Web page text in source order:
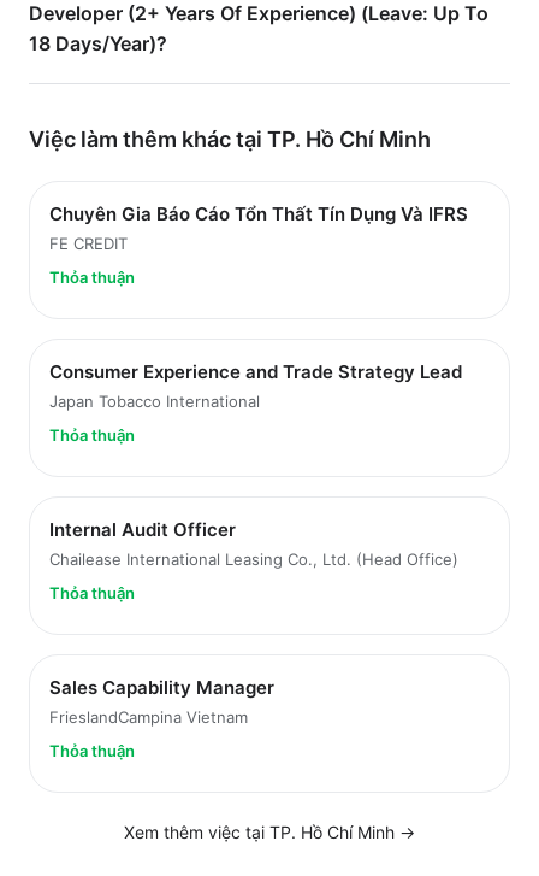
Developer (2+ Years Of Experience) (Leave: Up To
18 Days/Year)?
Việc làm thêm khác tại TP. Hồ Chí Minh
Chuyên Gia Báo Cáo Tổn Thất Tín Dụng Và IFRS
FE CREDIT
Thỏa thuận
Consumer Experience and Trade Strategy Lead
Japan Tobacco International
Thỏa thuận
Internal Audit Officer
Chailease International Leasing Co., Ltd. (Head Office)
Thỏa thuận
Sales Capability Manager
FrieslandCampina Vietnam
Thỏa thuận
Xem thêm việc tại TP. Hồ Chí Minh →